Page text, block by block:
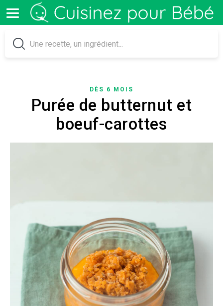
DÈS 6 MOIS
Purée de butternut et
boeuf-carottes